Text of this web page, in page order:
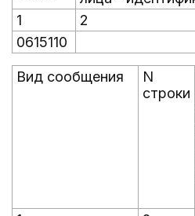
1
2
0615110
Вид сообщения
N
строки